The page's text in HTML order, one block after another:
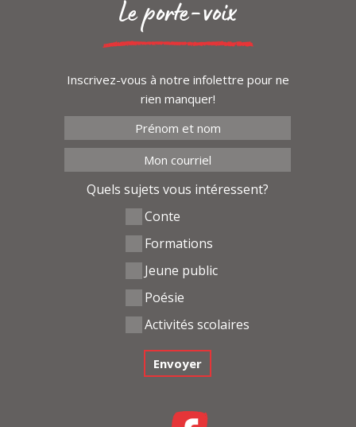
Le porte-voix
Inscrivez-vous à notre infolettre pour ne
rien manquer!
Quels sujets vous intéressent?
Conte
Formations
Jeune public
Poésie
Activités scolaires